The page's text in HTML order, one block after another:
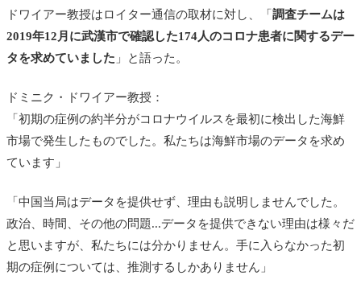
ドワイアー教授はロイター通信の取材に対し、「 調査チームは
2019年12月に武漢市で確認した174人のコロナ患者に関するデー
タを求めていました 」と語った。
ドミニク・ドワイアー教授：
「初期の症例の約半分がコロナウイルスを最初に検出した海鮮
市場で発生したものでした。私たちは海鮮市場のデータを求め
ています」
「中国当局はデータを提供せず、理由も説明しませんでした。
政治、時間、その他の問題...データを提供できない理由は様々だ
と思いますが、私たちには分かりません。手に入らなかった初
期の症例については、推測するしかありません」